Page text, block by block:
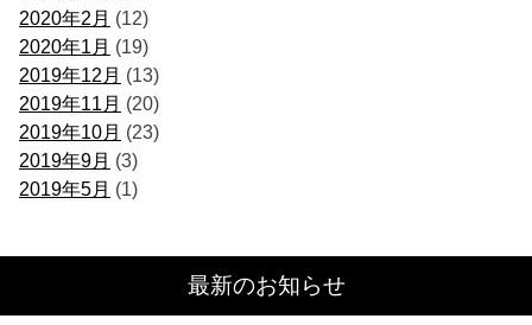
2020年2月 (12)
2020年1月 (19)
2019年12月 (13)
2019年11月 (20)
2019年10月 (23)
2019年9月 (3)
2019年5月 (1)
最新のお知らせ